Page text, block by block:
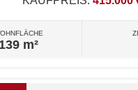
139 m²